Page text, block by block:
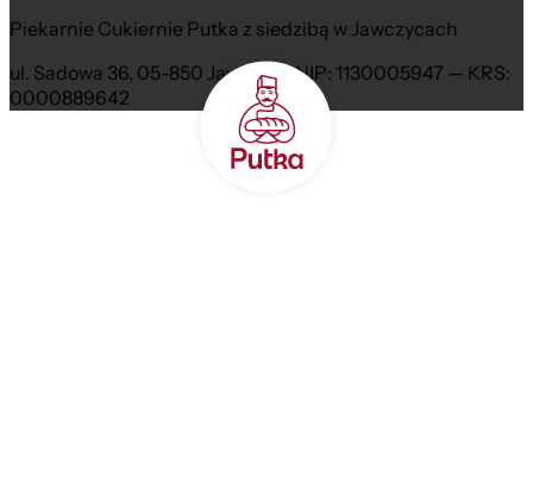
Piekarnie Cukiernie Putka z siedzibą w Jawczycach
ul. Sadowa 36, 05-850 Jawczyce NIP: 1130005947 — KRS:
0000889642